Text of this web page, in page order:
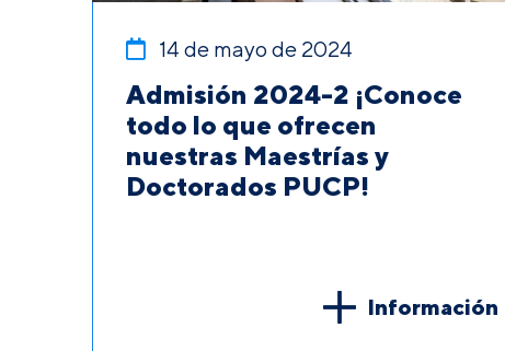
14 de mayo de 2024
Admisión 2024-2 ¡Conoce
todo lo que ofrecen
nuestras Maestrías y
Doctorados PUCP!
Información